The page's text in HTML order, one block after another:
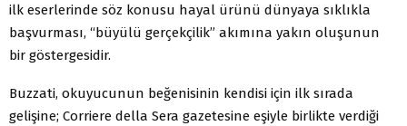
ilk eserlerinde söz konusu hayal ürünü dünyaya sıklıkla
başvurması, “büyülü gerçekçilik” akımına yakın oluşunun
bir göstergesidir.
Buzzati, okuyucunun beğenisinin kendisi için ilk sırada
gelişine; Corriere della Sera gazetesine eşiyle birlikte verdiği